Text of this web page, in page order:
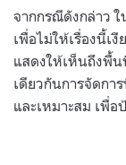
จากกรณีดังกล่าว
เพื่อไม่ให้เรื่องนี้เ
แสดงให้เห็นถึงพื้
เดียวกันการจัดกา
และเหมาะสม เพื่